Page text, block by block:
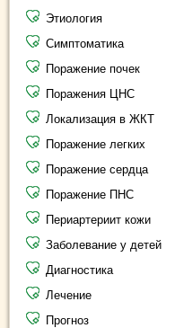
Этиология
Симптоматика
Поражение почек
Поражения ЦНС
Локализация в ЖКТ
Поражение легких
Поражение сердца
Поражение ПНС
Периартериит кожи
Заболевание у детей
Диагностика
Лечение
Прогноз